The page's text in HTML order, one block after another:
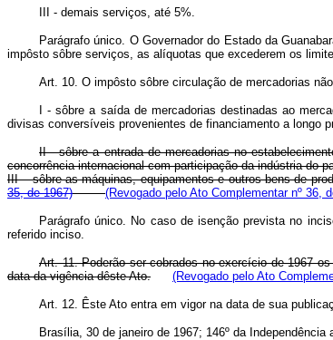
III - demais serviços, até 5%.
Parágrafo único. O Governador do Estado da
impôsto sôbre serviços, as alíquotas que excederem os
Art. 10. O impôsto sôbre circulação de mercadorias
I - sôbre a saída de mercadorias destinadas ao
divisas conversíveis provenientes de financiamento a longo
II - sôbre a entrada de mercadorias no
concorrência internacional com participação da indústria
III – sôbre as máquinas, equipamentos e outros bens de
35, de 1967)
(Revogado pelo Ato Complementar nº 36,
Parágrafo único. No caso de isenção prevista no
referido inciso.
Art. 11. Poderão ser cobrados no exercício de 1967
data da vigência dêste Ato.
(Revogado pelo Ato
Art. 12. Êste Ato entra em vigor na data de sua
Brasília, 30 de janeiro de 1967; 146º da Independência